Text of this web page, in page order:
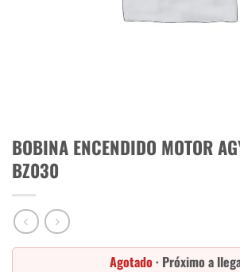
BOBINA ENCENDIDO MOTOR
BZ030
Agotado · Próximo a